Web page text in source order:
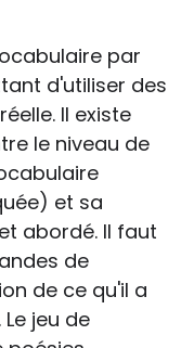
par
d'utiliser des
Il existe
le niveau de
et sa
abordé. Il faut
de
de ce qu'il a
jeu de